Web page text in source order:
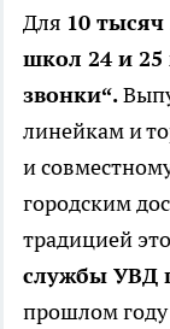
Для 10
школ 24 и 25
звонки“.
линейкам и
и
городским
традицией
службы УВД
прошлом